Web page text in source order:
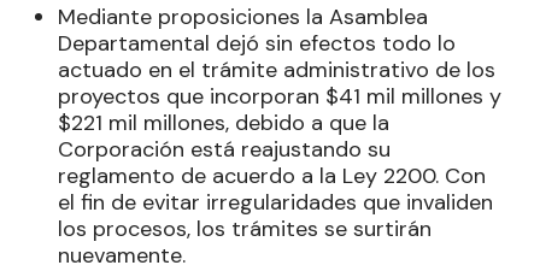
Mediante proposiciones la Asamblea
Departamental dejó sin efectos todo lo
actuado en el trámite administrativo de los
proyectos que incorporan $41 mil millones y
$221 mil millones, debido a que la
Corporación está reajustando su
reglamento de acuerdo a la Ley 2200. Con
el fin de evitar irregularidades que invaliden
los procesos, los trámites se surtirán
nuevamente.